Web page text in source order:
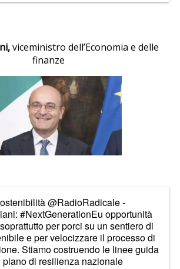
viceministro dell’Economia e delle
finanze
@RadioRadicale-
: #NextGenerationEu opportunità
per porci su un sentiero di
e per velocizzare il processo di
Stiamo costruendo le linee guida
piano di resilienza nazionale